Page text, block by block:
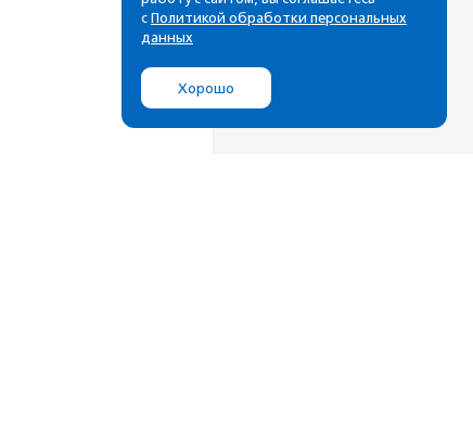
с Политикой обработки персональных
данных
Хорошо